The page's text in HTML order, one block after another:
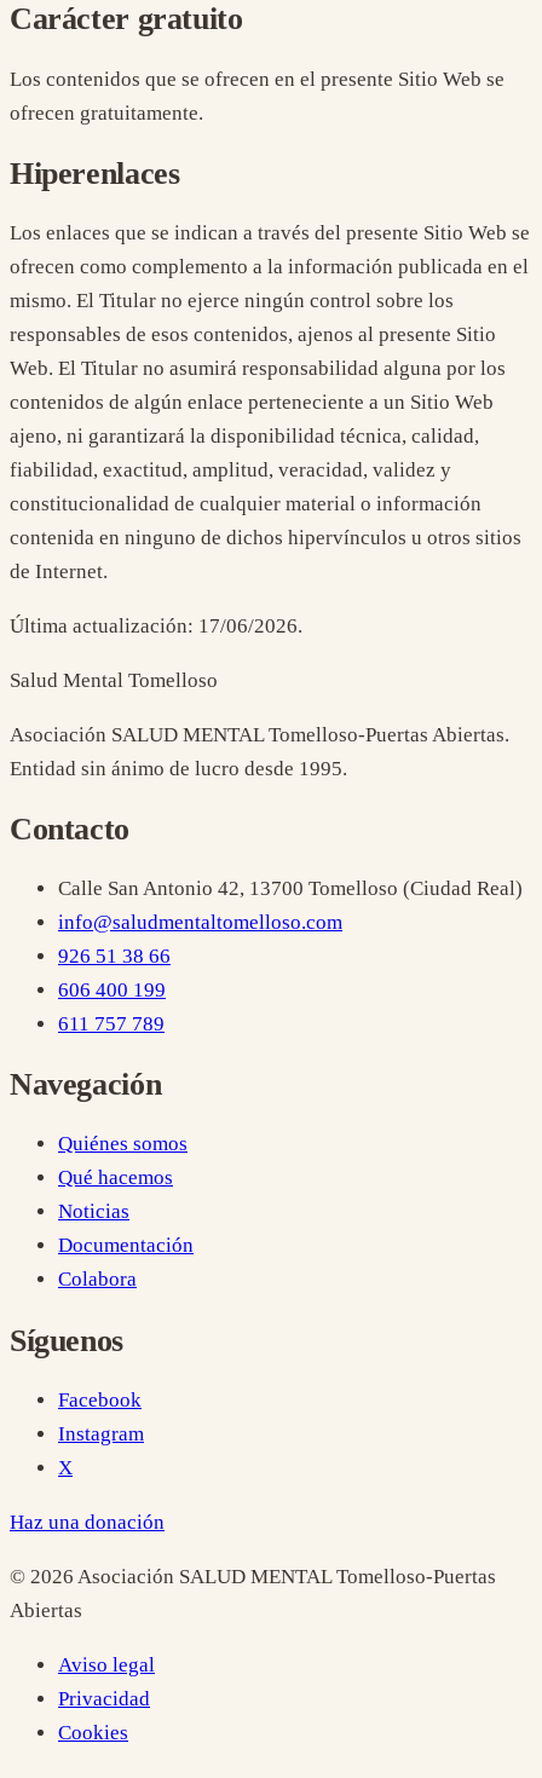
Carácter gratuito
Los contenidos que se ofrecen en el presente Sitio Web se
ofrecen gratuitamente.
Hiperenlaces
Los enlaces que se indican a través del presente Sitio Web se
ofrecen como complemento a la información publicada en el
mismo. El Titular no ejerce ningún control sobre los
responsables de esos contenidos, ajenos al presente Sitio
Web. El Titular no asumirá responsabilidad alguna por los
contenidos de algún enlace perteneciente a un Sitio Web
ajeno, ni garantizará la disponibilidad técnica, calidad,
fiabilidad, exactitud, amplitud, veracidad, validez y
constitucionalidad de cualquier material o información
contenida en ninguno de dichos hipervínculos u otros sitios
de Internet.
Última actualización: 17/06/2026.
Salud Mental Tomelloso
Asociación SALUD MENTAL Tomelloso-Puertas Abiertas.
Entidad sin ánimo de lucro desde 1995.
Contacto
Calle San Antonio 42, 13700 Tomelloso (Ciudad Real)
info@saludmentaltomelloso.com
926 51 38 66
606 400 199
611 757 789
Navegación
Quiénes somos
Qué hacemos
Noticias
Documentación
Colabora
Síguenos
Facebook
Instagram
X
Haz una donación
© 2026 Asociación SALUD MENTAL Tomelloso-Puertas
Abiertas
Aviso legal
Privacidad
Cookies